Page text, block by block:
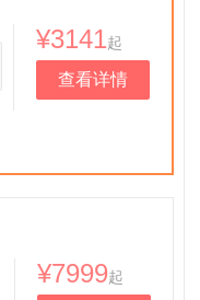
¥3141起
查看详情
¥7999起